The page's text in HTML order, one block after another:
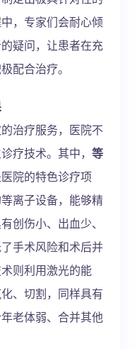
，专家们会耐心倾
疑问，让患者在充
配合治疗。
治疗服务，医院不
疗技术。其中， 等
院的特色诊疗项
离子设备，能够精
创伤小、出血少、
手术风险和术后并
则利用激光的能
、切割，同样具有
老体弱、合并其他